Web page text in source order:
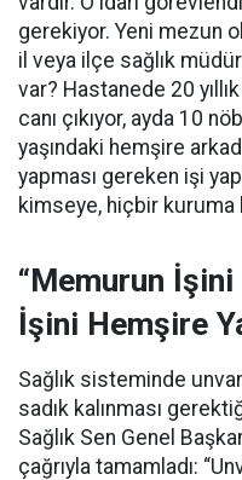
gerekiyor. Yeni mezun
il veya ilçe sağlık
var? Hastanede 20
canı çıkıyor, ayda 10
yaşındaki hemşire
yapması gereken işi
kimseye, hiçbir kuruma
“Memurun
İşini Hemşire
Sağlık sisteminde
sadık kalınması
Sağlık Sen Genel
çağrıyla tamamladı: